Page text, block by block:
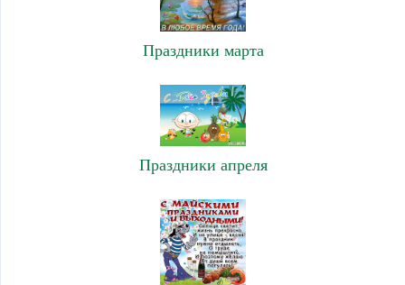
Праздники марта
Праздники апреля